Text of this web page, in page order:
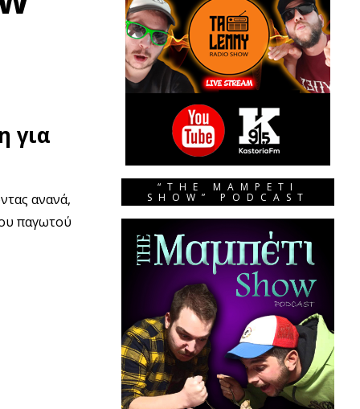
για
ανανά,
παγωτού
“THE MAMPETI
SHOW” PODCAST